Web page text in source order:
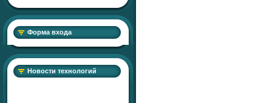
Форма входа
Новости технологий